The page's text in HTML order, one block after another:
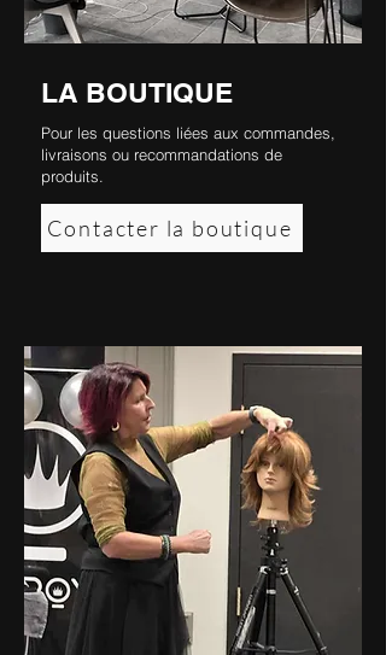
LA BOUTIQUE
Pour les questions liées aux commandes,
livraisons ou recommandations de
produits.
Contacter la boutique